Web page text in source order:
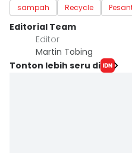
sampah Recycle
Editorial Team
Editor
Martin Tobing
Tonton lebih seru di